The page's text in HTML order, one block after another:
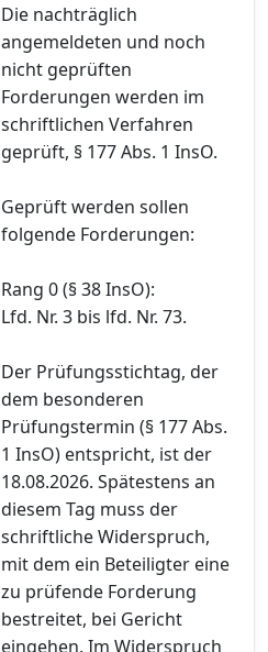
Die nachträglich
angemeldeten und noch
nicht geprüften
Forderungen werden im
schriftlichen Verfahren
geprüft, § 177 Abs. 1 InsO.
Geprüft werden sollen
folgende Forderungen:
Rang 0 (§ 38 InsO):
Lfd. Nr. 3 bis lfd. Nr. 73.
Der Prüfungsstichtag, der
dem besonderen
Prüfungstermin (§ 177 Abs.
1 InsO) entspricht, ist der
18.08.2026. Spätestens an
diesem Tag muss der
schriftliche Widerspruch,
mit dem ein Beteiligter eine
zu prüfende Forderung
bestreitet, bei Gericht
eingehen. Im Widerspruch